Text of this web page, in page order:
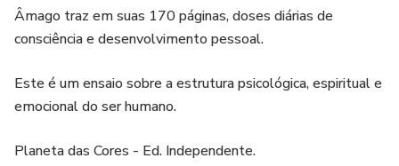
Âmago traz em suas 170 páginas, doses diárias de
consciência e desenvolvimento pessoal.
Este é um ensaio sobre a estrutura psicológica, espiritual e
emocional do ser humano.
Planeta das Cores - Ed. Independente.